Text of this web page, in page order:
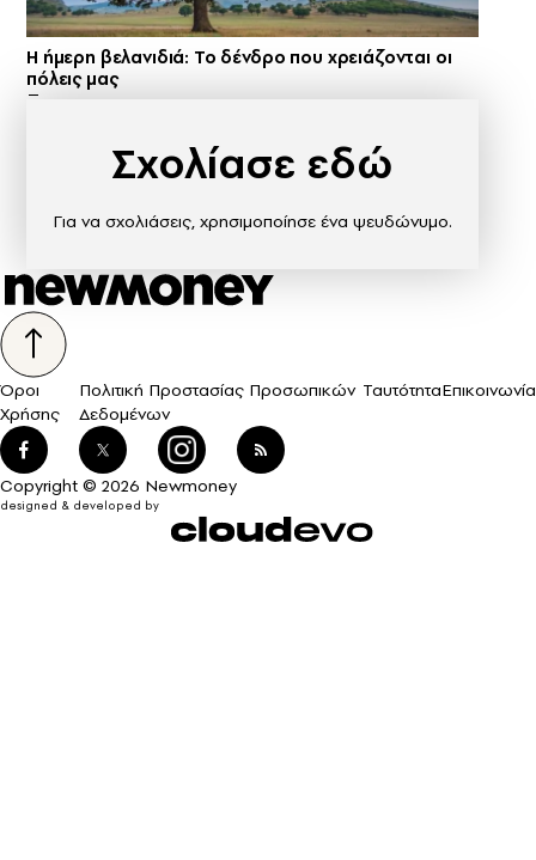
Η ήμερη βελανιδιά: Το δένδρο που χρειάζονται οι
πόλεις μας
Σχολίασε εδώ
Για να σχολιάσεις, χρησιμοποίησε ένα ψευδώνυμο.
Όροι
Χρήσης
Πολιτική Προστασίας Προσωπικών
Δεδομένων
ΤαυτότηταΕπικοινωνία
Copyright © 2026 Newmoney
designed & developed by